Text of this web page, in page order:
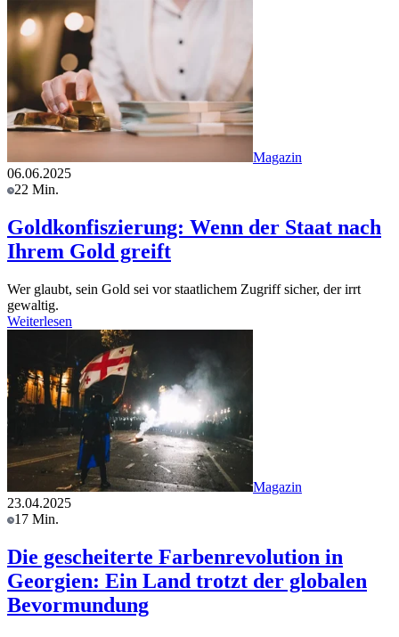
Magazin
06.06.2025
22 Min.
Goldkonfiszierung: Wenn der Staat nach
Ihrem Gold greift
Wer glaubt, sein Gold sei vor staatlichem Zugriff sicher, der irrt
gewaltig.
Weiterlesen
Magazin
23.04.2025
17 Min.
Die gescheiterte Farbenrevolution in
Georgien: Ein Land trotzt der globalen
Bevormundung